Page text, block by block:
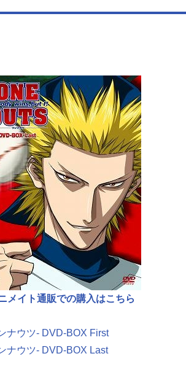
メイト通販での購入はこちら
ナウツ- DVD-BOX First
ナウツ- DVD-BOX Last